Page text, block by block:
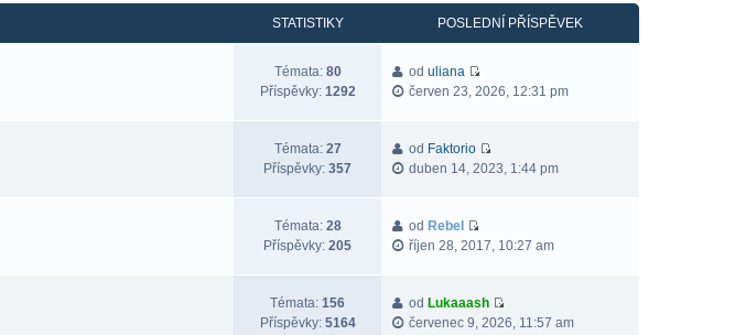
STATISTIKY POSLEDNÍ PŘÍSPĚVEK
Témata: 80
Příspěvky: 1292
oduliana
červen 23, 2026, 12:31 pm
Témata: 27
Příspěvky: 357
od Faktorio
duben 14, 2023, 1:44 pm
Témata: 28
Příspěvky: 205
od Rebel
říjen 28, 2017, 10:27 am
Témata: 156
Příspěvky: 5164
od Lukaaash
červenec 9, 2026, 11:57 am